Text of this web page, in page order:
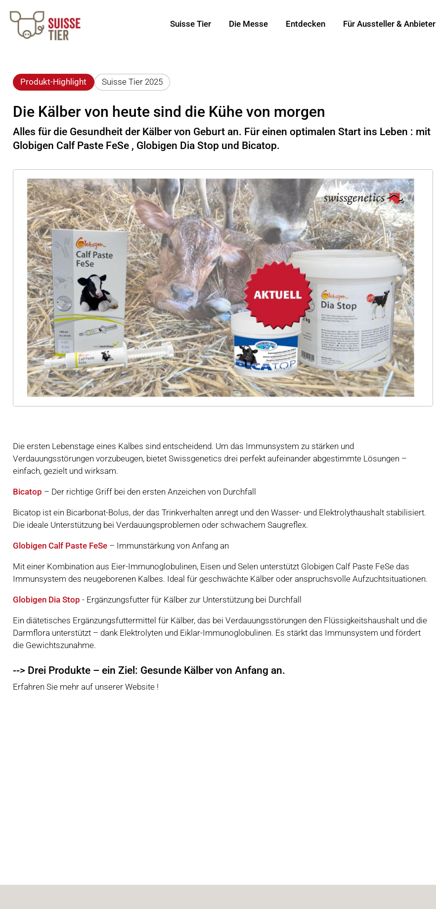
Suisse Tier Die Messe Entdecken Für Aussteller & Anbieter
Produkt-Highlight Suisse Tier 2025
Die Kälber von heute sind die Kühe von morgen
Alles für die Gesundheit der Kälber von Geburt an. Für einen optimalen Start ins Leben : mit
Globigen Calf Paste FeSe , Globigen Dia Stop und Bicatop.
Die ersten Lebenstage eines Kalbes sind entscheidend. Um das Immunsystem zu stärken und
Verdauungsstörungen vorzubeugen, bietet Swissgenetics drei perfekt aufeinander abgestimmte Lösungen –
einfach, gezielt und wirksam.
Bicatop – Der richtige Griff bei den ersten Anzeichen von Durchfall
Bicatop ist ein Bicarbonat-Bolus, der das Trinkverhalten anregt und den Wasser- und Elektrolythaushalt stabilisiert.
Die ideale Unterstützung bei Verdauungsproblemen oder schwachem Saugreflex.
Globigen Calf Paste FeSe – Immunstärkung von Anfang an
Mit einer Kombination aus Eier-Immunoglobulinen, Eisen und Selen unterstützt Globigen Calf Paste FeSe das
Immunsystem des neugeborenen Kalbes. Ideal für geschwächte Kälber oder anspruchsvolle Aufzuchtsituationen.
Globigen Dia Stop - Ergänzungsfutter für Kälber zur Unterstützung bei Durchfall
Ein diätetisches Ergänzungsfuttermittel für Kälber, das bei Verdauungsstörungen den Flüssigkeitshaushalt und die
Darmflora unterstützt – dank Elektrolyten und Eiklar-Immunoglobulinen. Es stärkt das Immunsystem und fördert
die Gewichtszunahme.
--> Drei Produkte – ein Ziel: Gesunde Kälber von Anfang an.
Erfahren Sie mehr auf unserer Website !